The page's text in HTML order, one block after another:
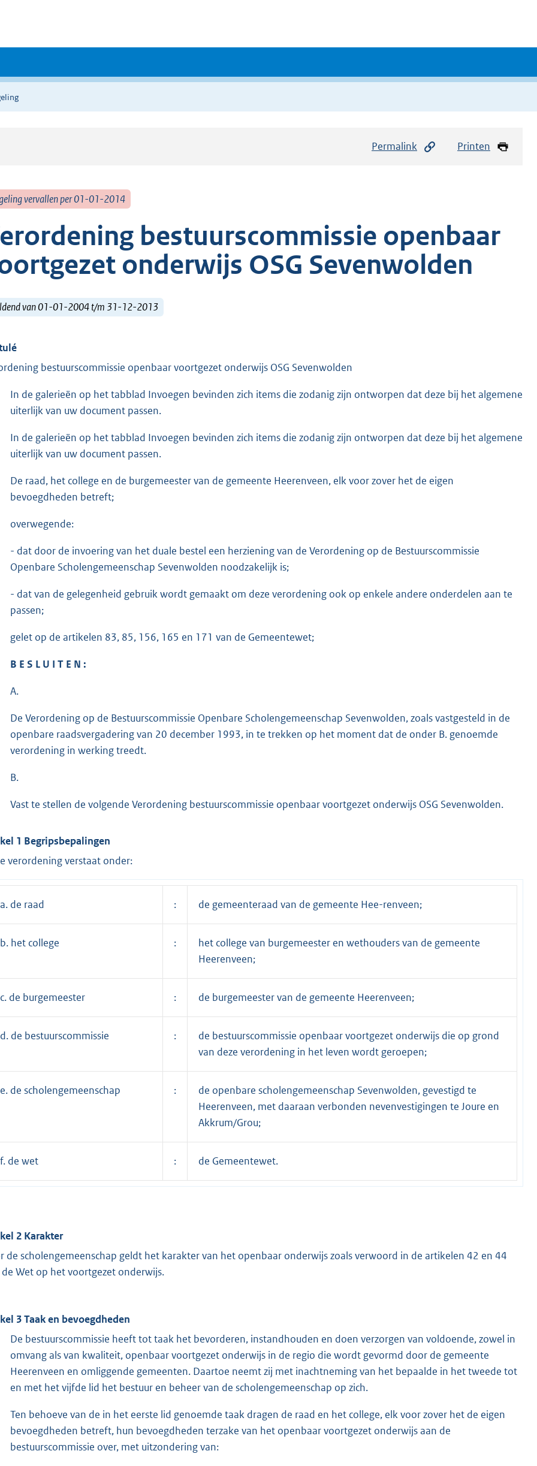
Permalink Printen
vervallen per 01-01-2014
bestuurscommissie openbaar
onderwijs OSG Sevenwolden
van 01-01-2004 t/m 31-12-2013
bestuurscommissie openbaar voortgezet onderwijs OSG Sevenwolden
In de galerieën op het tabblad Invoegen bevinden zich items die zodanig zijn ontworpen dat deze bij het algemene
uiterlijk van uw document passen.
In de galerieën op het tabblad Invoegen bevinden zich items die zodanig zijn ontworpen dat deze bij het algemene
uiterlijk van uw document passen.
De raad, het college en de burgemeester van de gemeente Heerenveen, elk voor zover het de eigen
bevoegdheden betreft;
overwegende:
- dat door de invoering van het duale bestel een herziening van de Verordening op de Bestuurscommissie
Openbare Scholengemeenschap Sevenwolden noodzakelijk is;
- dat van de gelegenheid gebruik wordt gemaakt om deze verordening ook op enkele andere onderdelen aan te
passen;
gelet op de artikelen 83, 85, 156, 165 en 171 van de Gemeentewet;
B E S L U I T E N :
A.
De Verordening op de Bestuurscommissie Openbare Scholengemeenschap Sevenwolden, zoals vastgesteld in de
openbare raadsvergadering van 20 december 1993, in te trekken op het moment dat de onder B. genoemde
verordening in werking treedt.
B.
Vast te stellen de volgende Verordening bestuurscommissie openbaar voortgezet onderwijs OSG Sevenwolden.
1 Begripsbepalingen
verordening verstaat onder:
a. de raad : de gemeenteraad van de gemeente Hee-renveen;
b. het college :
het college van burgemeester en wethouders van de gemeente
Heerenveen;
c. de burgemeester : de burgemeester van de gemeente Heerenveen;
d. de bestuurscommissie :
de bestuurscommissie openbaar voortgezet onderwijs die op grond
van deze verordening in het leven wordt geroepen;
e. de scholengemeenschap :
de openbare scholengemeenschap Sevenwolden, gevestigd te
Heerenveen, met daaraan verbonden nevenvestigingen te Joure en
Akkrum/Grou;
f. de wet : de Gemeentewet.
2 Karakter
de scholengemeenschap geldt het karakter van het openbaar onderwijs zoals verwoord in de artikelen 42 en 44
Wet op het voortgezet onderwijs.
3 Taak en bevoegdheden
De bestuurscommissie heeft tot taak het bevorderen, instandhouden en doen verzorgen van voldoende, zowel in
omvang als van kwaliteit, openbaar voortgezet onderwijs in de regio die wordt gevormd door de gemeente
Heerenveen en omliggende gemeenten. Daartoe neemt zij met inachtneming van het bepaalde in het tweede tot
en met het vijfde lid het bestuur en beheer van de scholengemeenschap op zich.
Ten behoeve van de in het eerste lid genoemde taak dragen de raad en het college, elk voor zover het de eigen
bevoegdheden betreft, hun bevoegdheden terzake van het openbaar voortgezet onderwijs aan de
bestuurscommissie over, met uitzondering van: